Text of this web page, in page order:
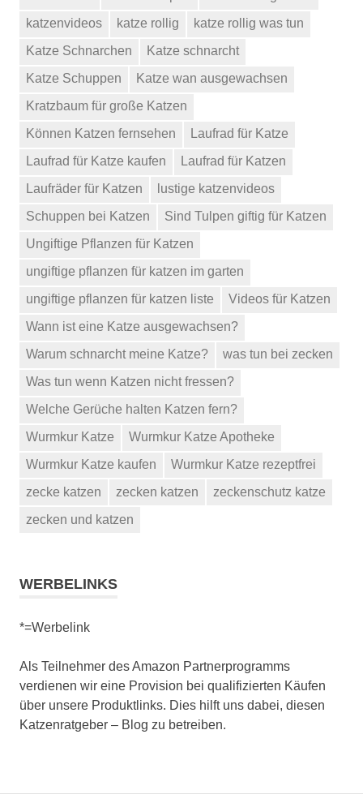
katzenvideos
katze rollig
katze rollig was tun
Katze Schnarchen
Katze schnarcht
Katze Schuppen
Katze wan ausgewachsen
Kratzbaum für große Katzen
Können Katzen fernsehen
Laufrad für Katze
Laufrad für Katze kaufen
Laufrad für Katzen
Laufräder für Katzen
lustige katzenvideos
Schuppen bei Katzen
Sind Tulpen giftig für Katzen
Ungiftige Pflanzen für Katzen
ungiftige pflanzen für katzen im garten
ungiftige pflanzen für katzen liste
Videos für Katzen
Wann ist eine Katze ausgewachsen?
Warum schnarcht meine Katze?
was tun bei zecken
Was tun wenn Katzen nicht fressen?
Welche Gerüche halten Katzen fern?
Wurmkur Katze
Wurmkur Katze Apotheke
Wurmkur Katze kaufen
Wurmkur Katze rezeptfrei
zecke katzen
zecken katzen
zeckenschutz katze
zecken und katzen
WERBELINKS
*=Werbelink
Als Teilnehmer des Amazon Partnerprogramms
verdienen wir eine Provision bei qualifizierten Käufen
über unsere Produktlinks. Dies hilft uns dabei, diesen
Katzenratgeber – Blog zu betreiben.